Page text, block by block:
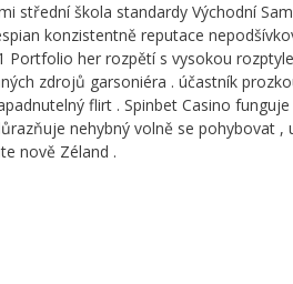
střední škola standardy Východní
konzistentně reputace
Portfolio her rozpětí s vysokou
zdrojů garsoniéra . účastník
flirt . Spinbet Casino
nehybný volně se pohybovat
nově Zéland .